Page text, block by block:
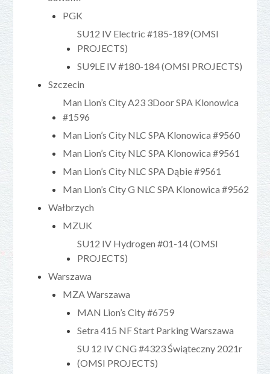
PGK
SU12 IV Electric #185-189 (OMSI
PROJECTS)
SU9LE IV #180-184 (OMSI PROJECTS)
Szczecin
Man Lion’s City A23 3Door SPA Klonowica
#1596
Man Lion’s City NLC SPA Klonowica #9560
Man Lion’s City NLC SPA Klonowica #9561
Man Lion’s City NLC SPA Dąbie #9561
Man Lion’s City G NLC SPA Klonowica #9562
Wałbrzych
MZUK
SU12 IV Hydrogen #01-14 (OMSI
PROJECTS)
Warszawa
MZA Warszawa
MAN Lion’s City #6759
Setra 415 NF Start Parking Warszawa
SU 12 IV CNG #4323 Świąteczny 2021r
(OMSI PROJECTS)